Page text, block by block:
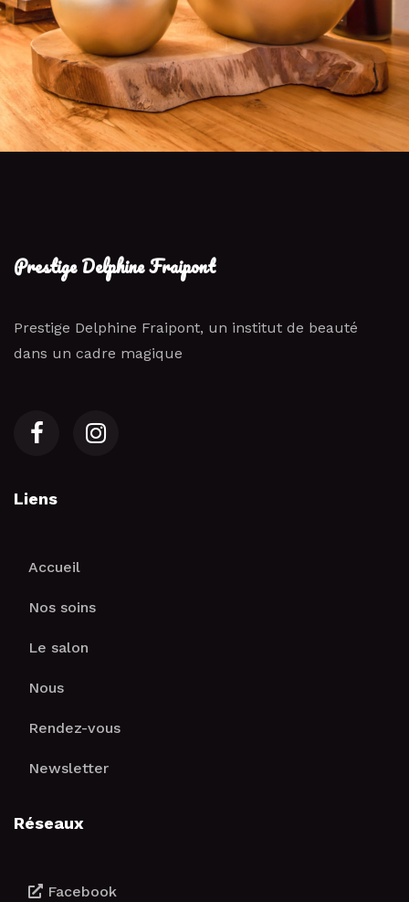
Prestige Delphine Fraipont
Prestige Delphine Fraipont, un institut de beauté
dans un cadre magique
Liens
Accueil
Nos soins
Le salon
Nous
Rendez-vous
Newsletter
Réseaux
Facebook